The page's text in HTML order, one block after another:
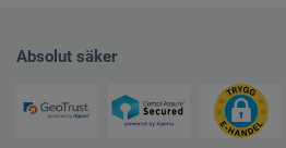
Absolut säker